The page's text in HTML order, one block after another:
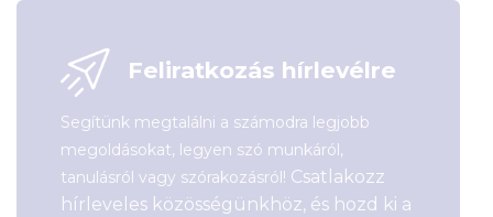
Feliratkozás hírlevélre
Segítünk megtalálni a számodra legjobb
megoldásokat, legyen szó munkáról,
tanulásról vagy szórakozásról! Csatlakozz
hírleveles közösségünkhöz, és hozd ki a